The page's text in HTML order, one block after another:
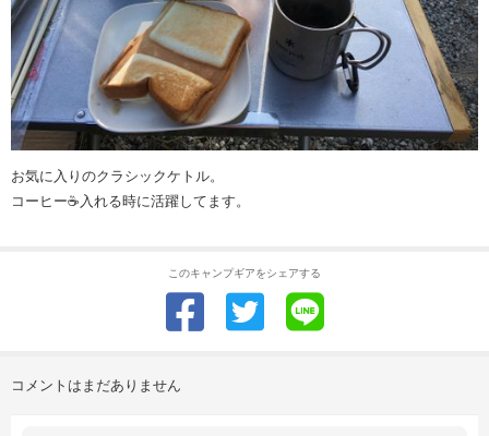
お気に入りのクラシックケトル。
コーヒー☕️入れる時に活躍してます。
このキャンプギアをシェアする
コメントはまだありません